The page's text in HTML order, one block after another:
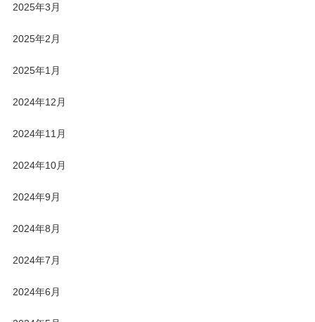
2025年3月
2025年2月
2025年1月
2024年12月
2024年11月
2024年10月
2024年9月
2024年8月
2024年7月
2024年6月